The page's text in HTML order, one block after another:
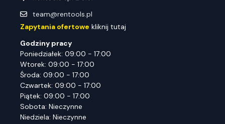
team@rentools.pl
Zapytania ofertowe kliknij tutaj
Godziny pracy
Poniedziałek: 09:00 - 17:00
Wtorek: 09:00 - 17:00
Środa: 09:00 - 17:00
Czwartek: 09:00 - 17:00
Piątek: 09:00 - 17:00
Sobota: Nieczynne
Niedziela: Nieczynne